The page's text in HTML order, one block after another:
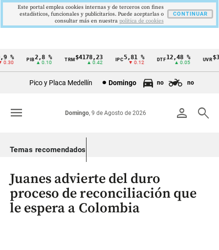
Cintillo
Colombia
PIB2,8 %
▲ 0.10
TRM$4178,23
▲ 0.42
5,81 %
▼ 0.12
DTF12,48 %
▲ 0.05
UVR
Pico y Placa Medellín Domingo no no
person search
Domingo, 9 de Agosto de 2026
menu
Temas recomendados
Juanes advierte del duro
proceso de reconciliación que
le espera a Colombia
Este portal emplea cookies internas y de terceros con fines
estadísticos, funcionales y publicitarios. Puede aceptarlas o
consultar más en nuestra politica de cookies
CONTINUAR